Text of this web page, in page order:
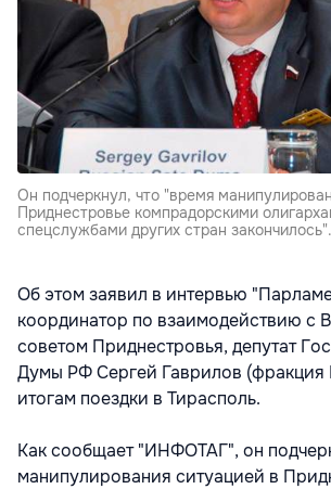
Он подчеркнул, что "время
Приднестровье компрадорскими
спецслужбами других стран закончилось".
Об этом заявил в интервью
координатор по взаимодействию с
советом Приднестровья, депутат
Думы РФ Сергей Гаврилов
итогам поездки в Тирасполь.
Как сообщает "ИНФОТАГ", он
манипулирования ситуацией в